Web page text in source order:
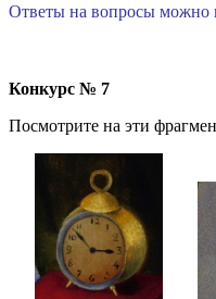
Ответы на вопросы можно
Конкурс № 7
Посмотрите на эти